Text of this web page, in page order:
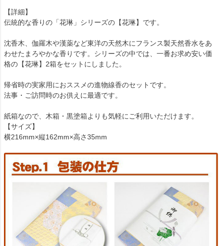
【詳細】
伝統的な香りの「花琳」シリーズの【花琳】です。
沈香木、伽羅木や漢薬など東洋の天然木にフランス製天然香水をあ
わせたまろやかな香りです。シリーズの中では、一番お求め安い価
格の【花琳】2箱をセットにしました。
帰省時の実家用におススメの進物線香のセットです。
法事・ご訪問時のお供えに最適です。
紙箱なので、木箱・黒塗箱よりも気軽にご利用いただけます。
【サイズ】
横216mm×縦162mm×高さ35mm